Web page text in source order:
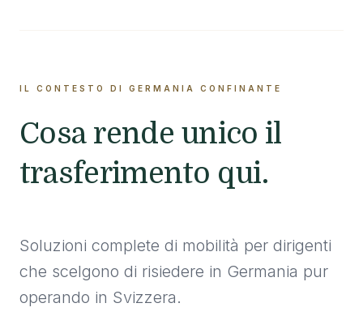
IL CONTESTO DI GERMANIA CONFINANTE
Cosa rende unico il
trasferimento qui.
Soluzioni complete di mobilità per dirigenti
che scelgono di risiedere in Germania pur
operando in Svizzera.